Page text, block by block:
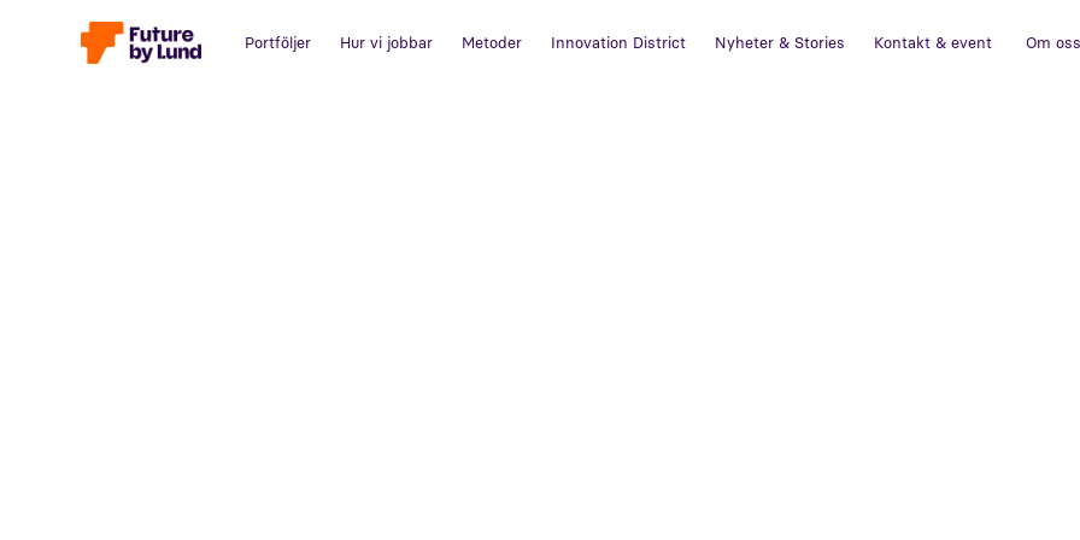
Portföljer Hur vi jobbar Metoder Innovation District Nyheter & Stories Kontakt & event Om